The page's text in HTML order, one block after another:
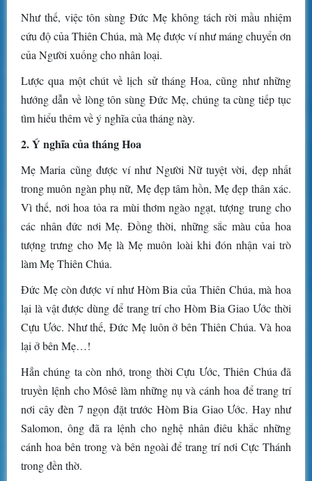
Như thế, việc tôn sùng Đức Mẹ không tách rời mầu nhiệm
cứu độ của Thiên Chúa, mà Mẹ được ví như máng chuyển ơn
của Người xuống cho nhân loại.
Lược qua một chút về lịch sử tháng Hoa, cũng như những
hướng dẫn về lòng tôn sùng Đức Mẹ, chúng ta cùng tiếp tục
tìm hiểu thêm về ý nghĩa của tháng này.
2. Ý nghĩa của tháng Hoa
Mẹ Maria cũng được ví như Người Nữ tuyệt vời, đẹp nhất
trong muôn ngàn phụ nữ, Mẹ đẹp tâm hồn, Mẹ đẹp thân xác.
Vì thế, nơi hoa tỏa ra mùi thơm ngào ngạt, tượng trung cho
các nhân đức nơi Mẹ. Đồng thời, những sắc màu của hoa
tượng trưng cho Mẹ là Mẹ muôn loài khi đón nhận vai trò
làm Mẹ Thiên Chúa.
Đức Mẹ còn được ví như Hòm Bia của Thiên Chúa, mà hoa
lại là vật được dùng để trang trí cho Hòm Bia Giao Ước thời
Cựu Ước. Như thế, Đức Mẹ luôn ở bên Thiên Chúa. Và hoa
lại ở bên Mẹ…!
Hẳn chúng ta còn nhớ, trong thời Cựu Ước, Thiên Chúa đã
truyền lệnh cho Môsê làm những nụ và cánh hoa để trang trí
nơi cây đèn 7 ngọn đặt trước Hòm Bia Giao Ước. Hay như
Salomon, ông đã ra lệnh cho nghệ nhân điêu khắc những
cánh hoa bên trong và bên ngoài để trang trí nơi Cực Thánh
trong đền thờ.